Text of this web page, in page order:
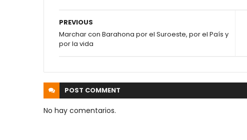
PREVIOUS
Marchar con Barahona por el Suroeste, por el País y
por la vida
POST COMMENT
No hay comentarios.